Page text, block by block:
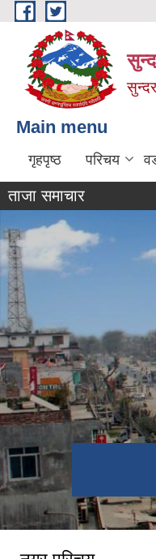
Skip to main content
Main menu
गृहपृष्ठ परिचय
ताजा समाचार